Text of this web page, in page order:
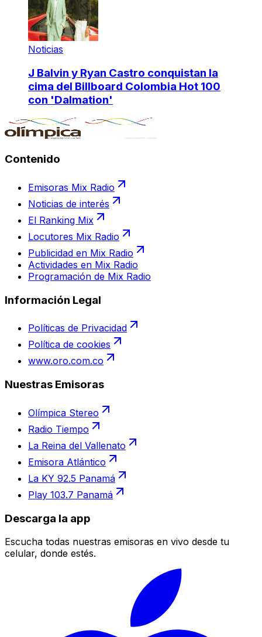
Noticias
J Balvin y Ryan Castro conquistan la
cima del Billboard Colombia Hot 100
con 'Dalmation'
Contenido
Emisoras Mix Radio
Noticias de interés
El Ranking Mix
Locutores Mix Radio
Publicidad en Mix Radio
Actividades en Mix Radio
Programación de Mix Radio
Información Legal
Políticas de Privacidad
Política de cookies
www.oro.com.co
Nuestras Emisoras
Olímpica Stereo
Radio Tiempo
La Reina del Vallenato
Emisora Atlántico
La KY 92.5 Panamá
Play 103.7 Panamá
Descarga la app
Escucha todas nuestras emisoras en vivo desde tu
celular, donde estés.